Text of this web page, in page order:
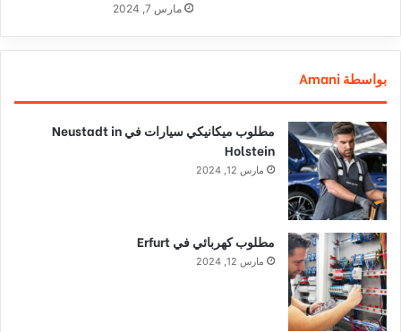
مارس 7, 2024
بواسطة Amani
مطلوب ميكانيكي سيارات في Neustadt in
Holstein
مارس 12, 2024
مطلوب كهربائي في Erfurt
مارس 12, 2024